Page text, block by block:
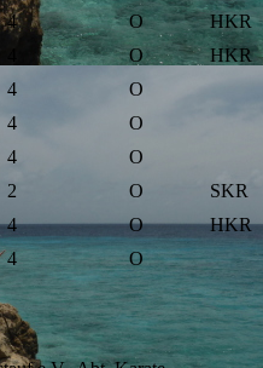
4 O
HKR
O HKR
4
O
4
O
4
O
2 O
SKR
4 O HKR
4 O